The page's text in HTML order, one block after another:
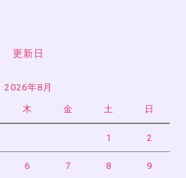
更新日
2026年8月
木 金 土 日
1 2
6 7 8 9